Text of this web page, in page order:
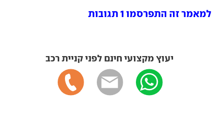
למאמר זה התפרסמו 1 תגובות
יעוץ מקצועי חינם לפני קניית רכב